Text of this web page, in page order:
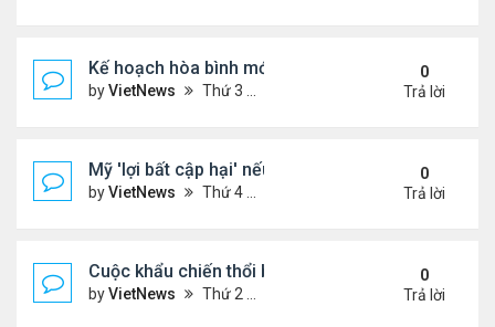
Kế hoạch hòa bình mới thử thách khả năng ứng
byVietNews Thứ 3 Tháng 11 25, 2025 6:48 pm
0
Trả lời
Mỹ 'lợi bất cập hại' nếu can thiệp quân sự vào
byVietNews Thứ 4 Tháng 11 19, 2025 4:49 pm
0
Trả lời
Cuộc khẩu chiến thổi bùng căng thẳng Trung -
byVietNews Thứ 2 Tháng 11 17, 2025 9:39 am
0
Trả lời